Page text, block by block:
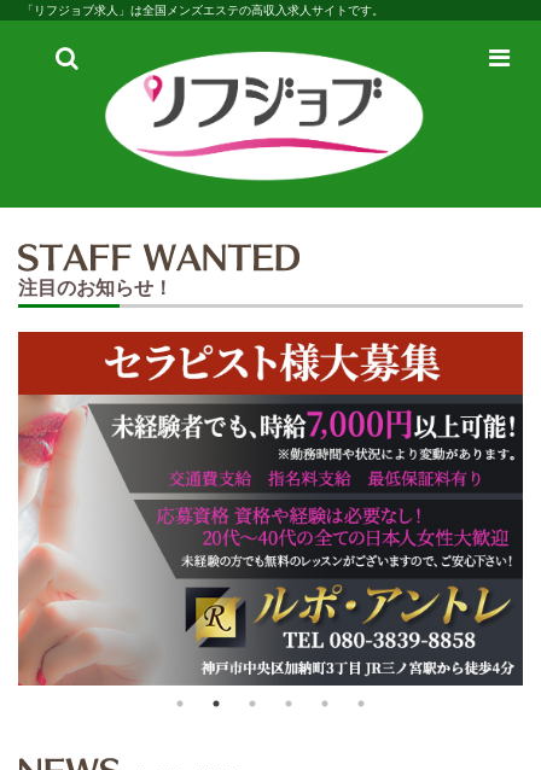
「リフジョブ求人」は全国メンズエステの高収入求人サイトです。
検
メ
注目のお知らせ！